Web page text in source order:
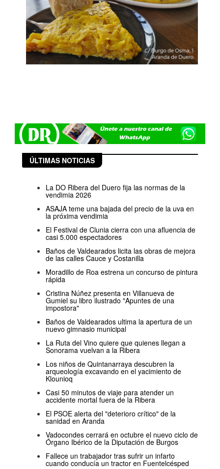
ÚLTIMAS NOTICIAS
La DO Ribera del Duero fija las normas de la
vendimia 2026
ASAJA teme una bajada del precio de la uva en
la próxima vendimia
El Festival de Clunia cierra con una afluencia de
casi 5.000 espectadores
Baños de Valdearados licita las obras de mejora
de las calles Cauce y Costanilla
Moradillo de Roa estrena un concurso de pintura
rápida
Cristina Núñez presenta en Villanueva de
Gumiel su libro ilustrado "Apuntes de una
impostora"
Baños de Valdearados ultima la apertura de un
nuevo gimnasio municipal
La Ruta del Vino quiere que quienes llegan a
Sonorama vuelvan a la Ribera
Los niños de Quintanarraya descubren la
arqueología excavando en el yacimiento de
Klounioq
Casi 50 minutos de viaje para atender un
accidente mortal fuera de la Ribera
El PSOE alerta del "deterioro crítico" de la
sanidad en Aranda
Vadocondes cerrará en octubre el nuevo ciclo de
Órgano Ibérico de la Diputación de Burgos
Fallece un trabajador tras sufrir un infarto
cuando conducía un tractor en Fuentelcésped